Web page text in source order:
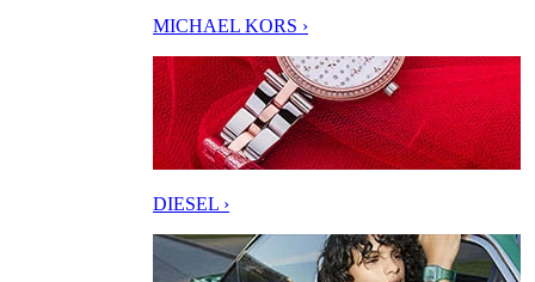
MICHAEL KORS ›
DIESEL ›